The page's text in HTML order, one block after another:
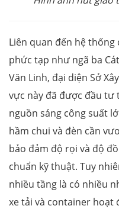
Liên quan đến hệ thống
phức tạp như ngã ba
Văn Linh, đại diện Sở
vực này đã được đầu tư
nguồn sáng công suất
hầm chui và đèn cần
bảo đảm độ rọi và độ
chuẩn kỹ thuật. Tuy
nhiều tầng là có nhiều
xe tải và container hoạt